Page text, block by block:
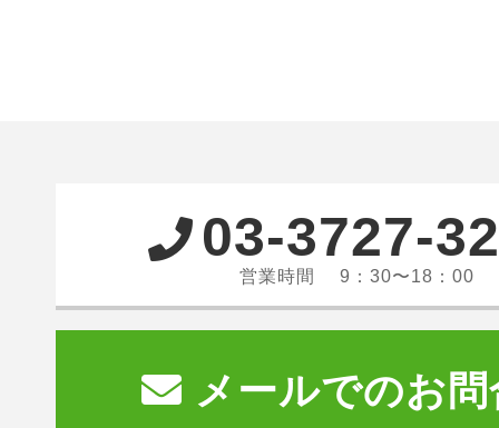
03-3727-
営業時間 9：30〜18：00
メールでのお